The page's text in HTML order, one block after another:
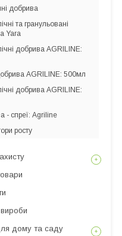
добрива
та гранульовані
Yara
добрива AGRILINE:
AGRILINE: 500мл
добрива AGRILINE:
- спреї: Agriline
росту
дому та саду